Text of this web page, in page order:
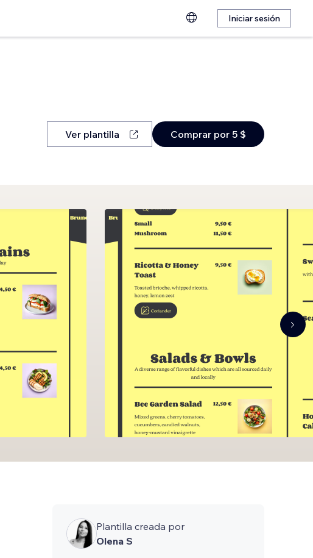
Iniciar sesión
Ver plantilla Comprar por 5 $
Plantilla creada por
Olena S